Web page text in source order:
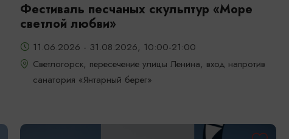
Фестиваль песчаных скульптур «Море
светлой любви»
11.06.2026 - 31.08.2026, 10:00-21:00
Светлогорск, пересечение улицы Ленина, вход напротив
санатория «Янтарный берег»